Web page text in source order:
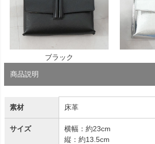
ブラック
商品説明
素材 床革
サイズ
横幅：約23cm
縦：約13.5cm